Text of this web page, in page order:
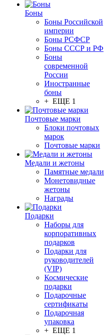
Боны
Боны Российской
империи
Боны РСФСР
Боны СССР и РФ
Боны
современной
России
Иностранные
боны
+ ЕЩЕ 1
Почтовые марки
Блоки почтовых
марок
Почтовые марки
Медали и жетоны
Памятные медали
Монетовидные
жетоны
Награды
Подарки
Наборы для
корпоративных
подарков
Подарки для
руководителей
(VIP)
Космические
подарки
Подарочные
сертификаты
Подарочная
упаковка
+ ЕЩЕ 1